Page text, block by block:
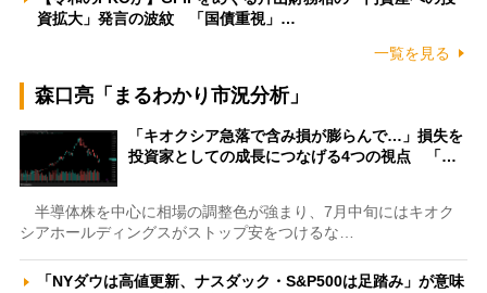
資拡大」発言の波紋 「国債重視」…
一覧を見る
森口亮「まるわかり市況分析」
「キオクシア急落で含み損が膨らんで…」損失を
投資家としての成長につなげる4つの視点 「…
半導体株を中心に相場の調整色が強まり、7月中旬にはキオク
シアホールディングスがストップ安をつけるな…
「NYダウは高値更新、ナスダック・S&P500は足踏み」が意味